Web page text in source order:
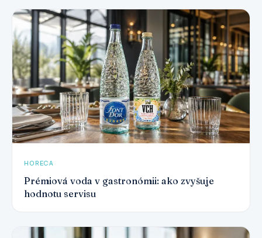
HORECA
Prémiová voda v gastronómii: ako zvyšuje
hodnotu servisu